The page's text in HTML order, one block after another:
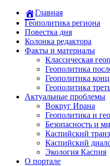
Главная
Геополитика региона
Повестка дня
Колонка редактора
Факты и материалы
Классическая
Геополитика
Геополитика
Геополитика
Актуальные проблемы
Вокруг Ирана
Геополитика и
Безопасность и
Каспийский
Каспийский
Экология Каспия
О портале